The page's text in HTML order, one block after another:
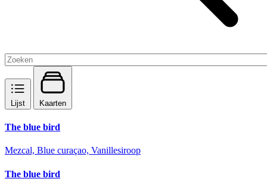
Lijst Kaarten
The blue bird
Mezcal, Blue curaçao, Vanillesiroop
The blue bird